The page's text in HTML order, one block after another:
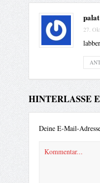
palat
27.
HINTERLASSE
Deine E-Mail-